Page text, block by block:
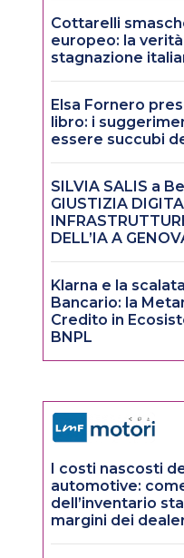
Cottarelli
europeo: la verità
stagnazione
Elsa Fornero
libro: i
essere succubi
SILVIA SALIS a
GIUSTIZIA
DELL’IA A
Klarna e la
Bancario: la
Credito in
BNPL
I costi nascosti
automotive:
dell’inventario
margini dei